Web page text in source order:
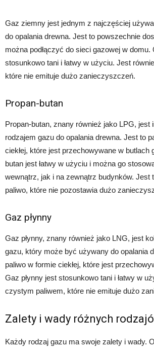
Gaz ziemny jest jednym z najczęściej
do opalania drewna. Jest to powszechnie
można podłączyć do sieci gazowej w
stosunkowo tani i łatwy w użyciu. Jest
które nie emituje dużo zanieczyszczeń.
Propan-butan
Propan-butan, znany również jako LPG, jest
rodzajem gazu do opalania drewna. Jest to
ciekłej, które jest przechowywane w butlach
butan jest łatwy w użyciu i można go
wewnątrz, jak i na zewnątrz budynków. Jest
paliwo, które nie pozostawia dużo
Gaz płynny
Gaz płynny, znany również jako LNG, jest
gazu, który może być używany do opalania
paliwo w formie ciekłej, które jest
Gaz płynny jest stosunkowo tani i łatwy w
czystym paliwem, które nie emituje dużo
Zalety i wady różnych
Każdy rodzaj gazu ma swoje zalety i wady.